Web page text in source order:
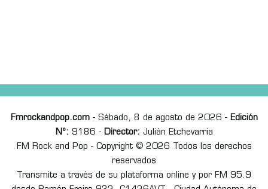
Fmrockandpop.com- Sábado, 8 de agosto de 2026 - Edición
Nº: 9186 - Director: Julián Etchevarria
FM Rock and Pop - Copyright © 2026 Todos los derechos
reservados
Transmite a través de su plataforma online y por FM 95.9